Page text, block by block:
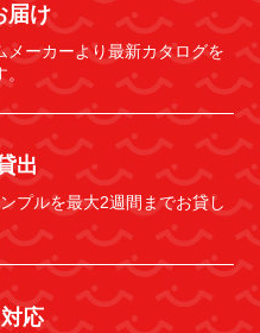
届け
メーカーより最新カタログを
出
プルを最大2週間までお貸し
応